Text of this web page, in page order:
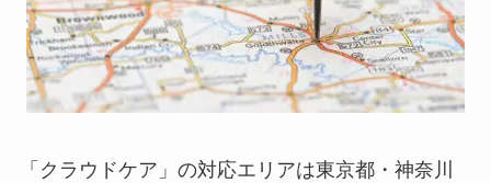
「クラウドケア」の対応エリアは東京都・神奈川